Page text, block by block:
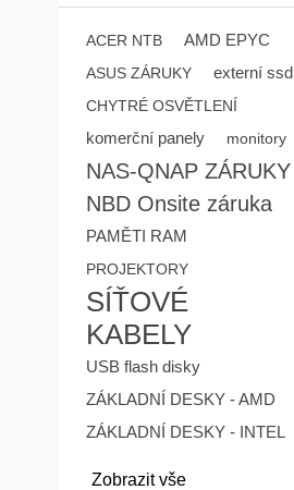
ACER NTB AMD EPYC
ASUS ZÁRUKY externí ssd
CHYTRÉ OSVĚTLENÍ
komerční panely monitory
NAS-QNAP ZÁRUKY
NBD Onsite záruka
PAMĚTI RAM
PROJEKTORY
SÍŤOVÉ
KABELY
USB flash disky
ZÁKLADNÍ DESKY - AMD
ZÁKLADNÍ DESKY - INTEL
Zobrazit vše